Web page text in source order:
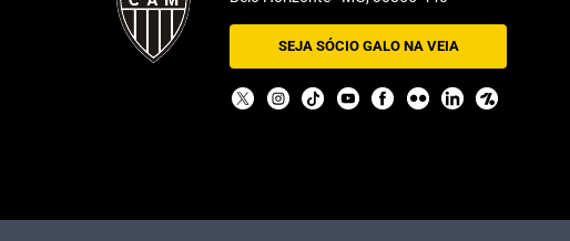
SEJA SÓCIO GALO NA VEIA